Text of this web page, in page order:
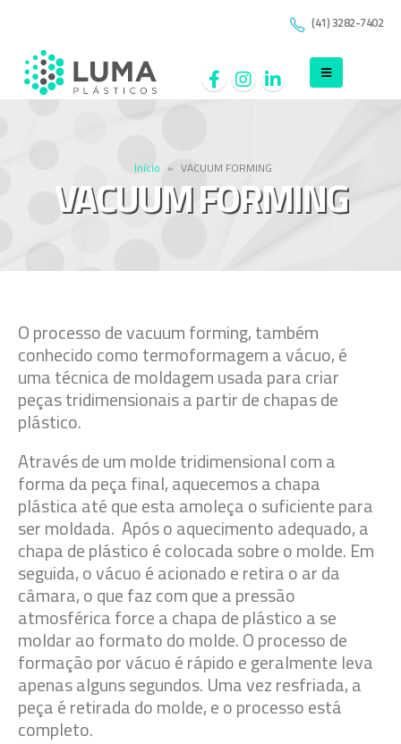
(41) 3282-7402
Início » VACUUM FORMING
VACUUM FORMING
O processo de vacuum forming, também
conhecido como termoformagem a vácuo, é
uma técnica de moldagem usada para criar
peças tridimensionais a partir de chapas de
plástico.
Através de um molde tridimensional com a
forma da peça final, aquecemos a chapa
plástica até que esta amoleça o suficiente para
ser moldada. Após o aquecimento adequado, a
chapa de plástico é colocada sobre o molde. Em
seguida, o vácuo é acionado e retira o ar da
câmara, o que faz com que a pressão
atmosférica force a chapa de plástico a se
moldar ao formato do molde. O processo de
formação por vácuo é rápido e geralmente leva
apenas alguns segundos. Uma vez resfriada, a
peça é retirada do molde, e o processo está
completo.